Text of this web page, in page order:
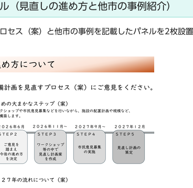
（見直しの進め方と他市の事例紹介）
セス（案）と他市の事例を記載したパネルを2枚設置